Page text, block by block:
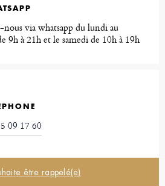
via whatsapp du lundi au
9h à 21h et le samedi de 10h à 19h
09 17 60
être rappelé(e)